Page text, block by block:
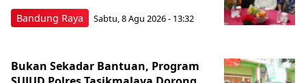
Bandung Raya Sabtu, 8 Agu 2026 - 13:32
Bukan Sekadar Bantuan, Program